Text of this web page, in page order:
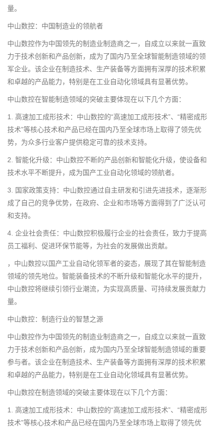
量。
中山数控：中国制造业的领航者
中山数控作为中国领先的制造业制造商之一，自成立以来就一直致
力于技术创新和产品创新，成为了国内乃至全球智能制造领域的领
军企业。该企业在制造技术、生产装备等方面拥有深厚的技术积累
和卓越的产品能力，特别是在工业自动化领域具有显著优势。
中山数控在智能制造领域的突破主要体现在以下几个方面：
1. 高速加工成形技术：中山数控的“高速加工成形技术”、“精密成形
技术”等核心技术和产品已经在国内乃至全球市场上取得了领先优
势，为众多行业客户提供稳定可靠的技术支持。
2. 智能化升级：中山数控不断的产品创新和智能化升级，使设备和
技术水平不断提升，成为国产工业自动化领域的领航者。
3. 国家政策支持：中山数控通过自主研发和引进先进技术，逐渐形
成了自己的竞争优势，在政府、企业和市场等方面得到了广泛认可
和支持。
4. 企业社会责任：中山数控积极履行企业的社会责任，致力于提高
员工福利、促进环保节能等，为社会的发展做出贡献。
，中山数控以国产工业自动化领军者的姿态，展现了其在智能制造
领域的领先地位。智能装备技术的不断升级和智能化水平的提升，
中山数控将继续引领行业潮流，为实现高质量、可持续发展贡献力
量。
中山数控：制造行业的智慧之源
中山数控作为中国领先的制造业制造商之一，自成立以来就一直致
力于技术创新和产品创新，成为国内乃至全球智能制造领域的重要
参与者。该企业在制造技术、生产装备等方面拥有深厚的技术积累
和卓越的产品能力，特别是在工业自动化领域具有显著优势。
中山数控在制造领域的突破主要体现在以下几个方面：
1. 高速加工成形技术：中山数控的“高速加工成形技术”、“精密成形
技术”等核心技术和产品已经在国内乃至全球市场上取得了领先优